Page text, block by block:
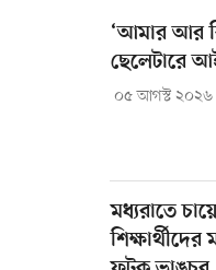
‘আমার আর
ছেলেটারে
০৫ আগস্ট ২০২৬
মধ্যরাতে